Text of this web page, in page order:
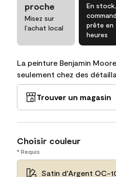
proche
Misez sur
l’achat local
En stock,
prête en
heures
La peinture Benjamin
seulement chez des
Trouver un magasin
Choisir couleur
* Requis
Satin d'Argent OC-